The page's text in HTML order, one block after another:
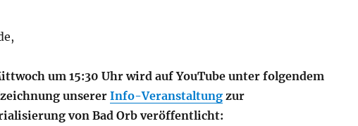
um 15:30 Uhr wird auf YouTube unter folgendem
unserer Info-Veranstaltungzur
von Bad Orb veröffentlicht: